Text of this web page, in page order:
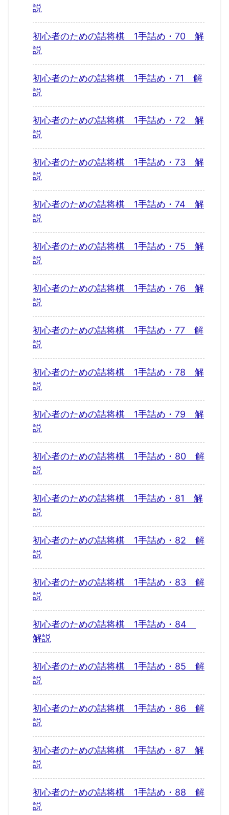
説
初心者のための詰将棋 1手詰め・70 解
説
初心者のための詰将棋 1手詰め・71 解
説
初心者のための詰将棋 1手詰め・72 解
説
初心者のための詰将棋 1手詰め・73 解
説
初心者のための詰将棋 1手詰め・74 解
説
初心者のための詰将棋 1手詰め・75 解
説
初心者のための詰将棋 1手詰め・76 解
説
初心者のための詰将棋 1手詰め・77 解
説
初心者のための詰将棋 1手詰め・78 解
説
初心者のための詰将棋 1手詰め・79 解
説
初心者のための詰将棋 1手詰め・80 解
説
初心者のための詰将棋 1手詰め・81 解
説
初心者のための詰将棋 1手詰め・82 解
説
初心者のための詰将棋 1手詰め・83 解
説
初心者のための詰将棋 1手詰め・84
解説
初心者のための詰将棋 1手詰め・85 解
説
初心者のための詰将棋 1手詰め・86 解
説
初心者のための詰将棋 1手詰め・87 解
説
初心者のための詰将棋 1手詰め・88 解
説